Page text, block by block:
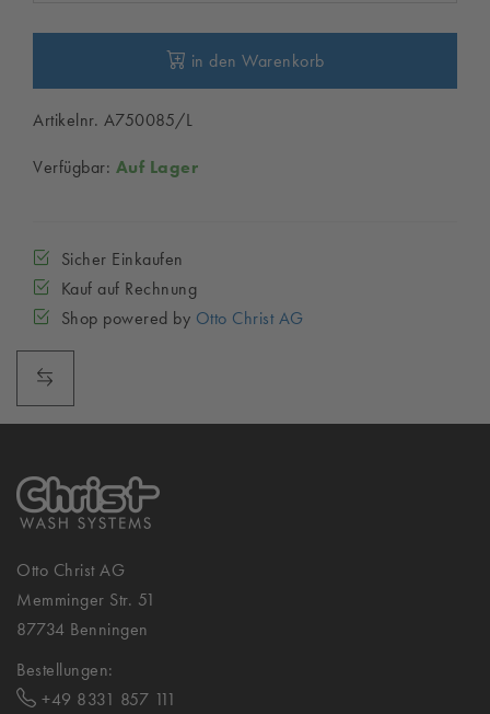
in den Warenkorb
Artikelnr. A750085/L
Verfügbar: Auf Lager
Sicher Einkaufen
Kauf auf Rechnung
Shop powered by Otto Christ AG
Otto Christ AG
Memminger Str. 51
87734 Benningen
Bestellungen:
+49 8331 857 111